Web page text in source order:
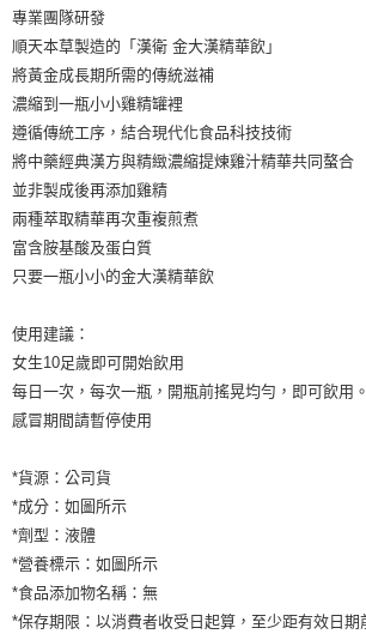
專業團隊研發
順天本草製造的「漢衛 金大漢精華飲」
將黃金成長期所需的傳統滋補
濃縮到一瓶小小雞精罐裡
遵循傳統工序，結合現代化食品科技技術
將中藥經典漢方與精緻濃縮提煉雞汁精華共同螯合
並非製成後再添加雞精
兩種萃取精華再次重複煎煮
富含胺基酸及蛋白質
只要一瓶小小的金大漢精華飲
使用建議：
女生10足歲即可開始飲用
每日一次，每次一瓶，開瓶前搖晃均勻，即可飲用。
感冒期間請暫停使用
*貨源：公司貨
*成分：如圖所示
*劑型：液體
*營養標示：如圖所示
*食品添加物名稱：無
*保存期限：以消費者收受日起算，至少距有效日期